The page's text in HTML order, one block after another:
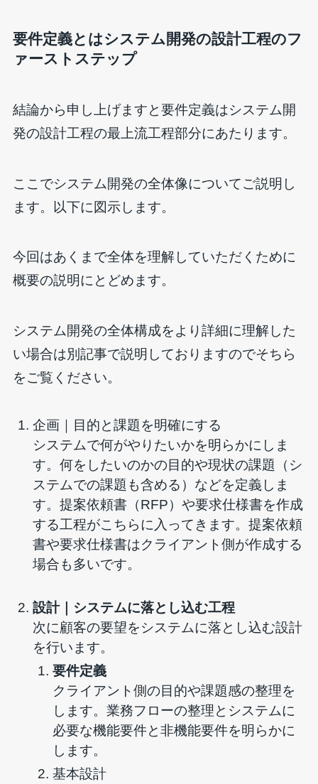
要件定義とはシステム開発の設計工程のフ
ァーストステップ
結論から申し上げますと要件定義はシステム開
発の設計工程の最上流工程部分にあたります。
ここでシステム開発の全体像についてご説明し
ます。以下に図示します。
今回はあくまで全体を理解していただくために
概要の説明にとどめます。
システム開発の全体構成をより詳細に理解した
い場合は別記事で説明しておりますのでそちら
をご覧ください。
企画｜目的と課題を明確にする
システムで何がやりたいかを明らかにしま
す。何をしたいのかの目的や現状の課題（シ
ステムでの課題も含める）などを定義しま
す。提案依頼書（RFP）や要求仕様書を作成
する工程がこちらに入ってきます。提案依頼
書や要求仕様書はクライアント側が作成する
場合も多いです。
設計｜システムに落とし込む工程
次に顧客の要望をシステムに落とし込む設計
を行います。
要件定義
クライアント側の目的や課題感の整理を
します。業務フローの整理とシステムに
必要な機能要件と非機能要件を明らかに
します。
基本設計